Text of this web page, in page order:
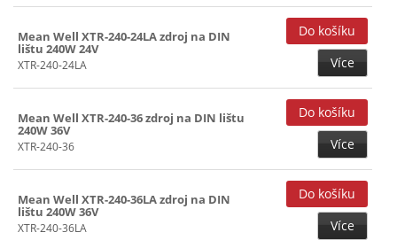
Mean Well XTR-240-24LA zdroj na DIN
lištu 240W 24V
XTR-240-24LA Více
Mean Well XTR-240-36 zdroj na DIN lištu
240W 36V
XTR-240-36 Více
Mean Well XTR-240-36LA zdroj na DIN
lištu 240W 36V
XTR-240-36LA Více